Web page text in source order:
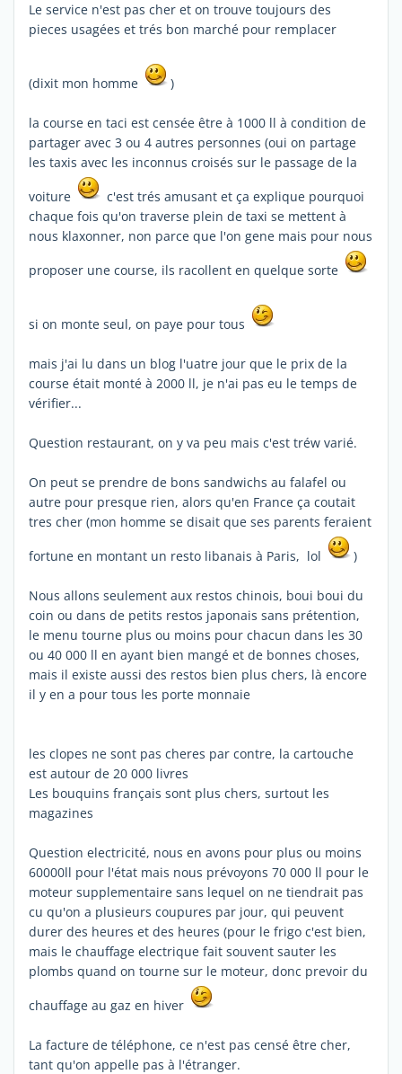
Le service n'est pas cher et on trouve toujours des
pieces usagées et trés bon marché pour remplacer
(dixit mon homme )
la course en taci est censée être à 1000 ll à condition de
partager avec 3 ou 4 autres personnes (oui on partage
les taxis avec les inconnus croisés sur le passage de la
voiture
c'est trés amusant et ça explique pourquoi
chaque fois qu'on traverse plein de taxi se mettent à
nous klaxonner, non parce que l'on gene mais pour nous
proposer une course, ils racollent en quelque sorte
si on monte seul, on paye pour tous
mais j'ai lu dans un blog l'uatre jour que le prix de la
course était monté à 2000 ll, je n'ai pas eu le temps de
vérifier...
Question restaurant, on y va peu mais c'est tréw varié.
On peut se prendre de bons sandwichs au falafel ou
autre pour presque rien, alors qu'en France ça coutait
tres cher (mon homme se disait que ses parents feraient
fortune en montant un resto libanais à Paris, lol
)
Nous allons seulement aux restos chinois, boui boui du
coin ou dans de petits restos japonais sans prétention,
le menu tourne plus ou moins pour chacun dans les 30
ou 40 000 ll en ayant bien mangé et de bonnes choses,
mais il existe aussi des restos bien plus chers, là encore
il y en a pour tous les porte monnaie
les clopes ne sont pas cheres par contre, la cartouche
est autour de 20 000 livres
Les bouquins français sont plus chers, surtout les
magazines
Question electricité, nous en avons pour plus ou moins
60000ll pour l'état mais nous prévoyons 70 000 ll pour le
moteur supplementaire sans lequel on ne tiendrait pas
cu qu'on a plusieurs coupures par jour, qui peuvent
durer des heures et des heures (pour le frigo c'est bien,
mais le chauffage electrique fait souvent sauter les
plombs quand on tourne sur le moteur, donc prevoir du
chauffage au gaz en hiver
La facture de téléphone, ce n'est pas censé être cher,
tant qu'on appelle pas à l'étranger.